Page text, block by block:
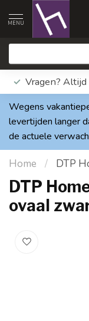
MENU
Vragen? Altijd
Wegens
levertijden langer
de actuele
Home / DTP
DTP
ovaal